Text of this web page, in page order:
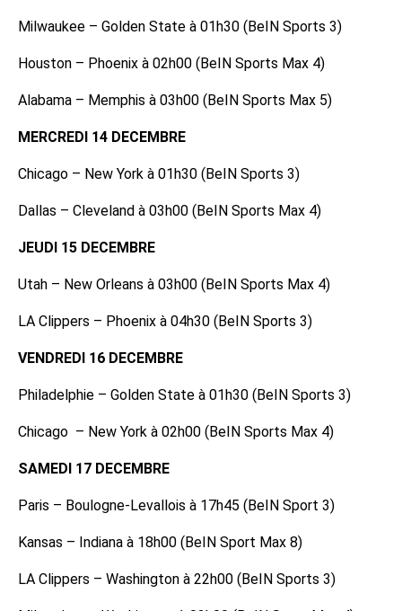
Milwaukee – Golden State à 01h30 (BeIN Sports 3)
Houston – Phoenix à 02h00 (BeIN Sports Max 4)
Alabama – Memphis à 03h00 (BeIN Sports Max 5)
MERCREDI 14 DECEMBRE
Chicago – New York à 01h30 (BeIN Sports 3)
Dallas – Cleveland à 03h00 (BeIN Sports Max 4)
JEUDI 15 DECEMBRE
Utah – New Orleans à 03h00 (BeIN Sports Max 4)
LA Clippers – Phoenix à 04h30 (BeIN Sports 3)
VENDREDI 16 DECEMBRE
Philadelphie – Golden State à 01h30 (BeIN Sports 3)
Chicago – New York à 02h00 (BeIN Sports Max 4)
SAMEDI 17 DECEMBRE
Paris – Boulogne-Levallois à 17h45 (BeIN Sport 3)
Kansas – Indiana à 18h00 (BeIN Sport Max 8)
LA Clippers – Washington à 22h00 (BeIN Sports 3)